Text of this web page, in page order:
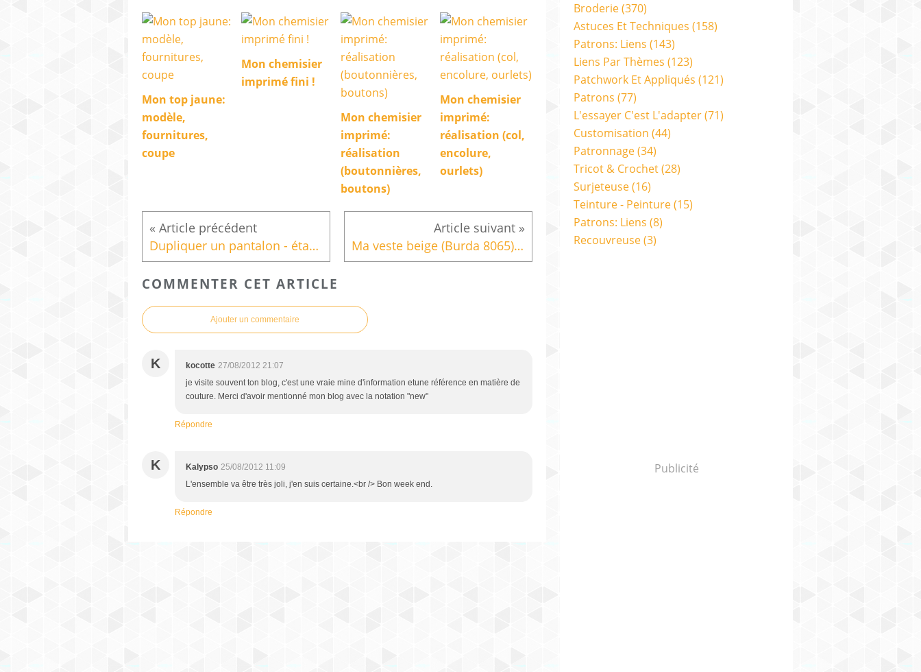
Mon top jaune:
modèle,
fournitures,
coupe
Mon chemisier
imprimé fini !
Mon chemisier
imprimé:
réalisation
(boutonnières,
boutons)
Mon chemisier
imprimé:
réalisation (col,
encolure,
ourlets)
Dupliquer un pantalon - étape 6: pantalon beige fini ! Ma veste beige (Burda 8065): toile, modifications
COMMENTER CET ARTICLE
Ajouter un commentaire
K kocotte 27/08/2012 21:07
je visite souvent ton blog, c'est une vraie mine d'information etune référence en matière de
couture. Merci d'avoir mentionné mon blog avec la notation "new"
Répondre
K Kalypso 25/08/2012 11:09
L'ensemble va être très joli, j'en suis certaine.<br /> Bon week end.
Répondre
Publicité
Broderie(370)
Astuces Et Techniques (158)
Patrons: Liens (143)
Liens Par Thèmes (123)
Patchwork Et Appliqués (121)
Patrons (77)
L'essayer C'est L'adapter(71)
Customisation (44)
Patronnage(34)
Tricot & Crochet(28)
Surjeteuse(16)
Teinture - Peinture(15)
Patrons: Liens (8)
Recouvreuse(3)